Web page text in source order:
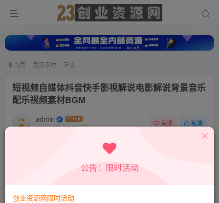
首页 免费素材 正文
短视频自媒体抖音快手影视解说电影解说背景音乐
配乐视频素材BGM
admin
10月10日 00:06更新
关注 私信
公告：限时活动
创业资源网限时活动